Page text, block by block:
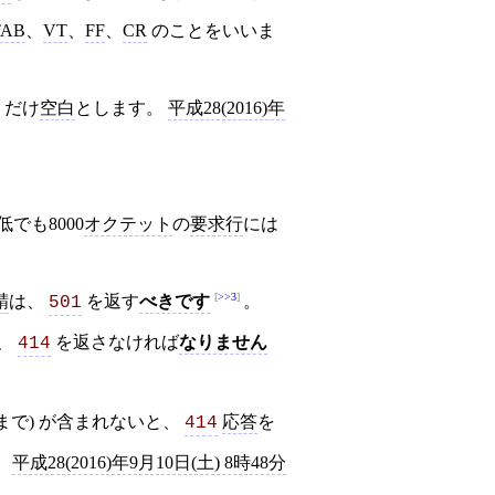
VT FF CR のことをいいま
だけ空白 とします。 平成28(2016)年
でも8000オクテット の要求行には
は、 501 を返すべきです >>3 。
414 を返さなければなりません
で) が含まれないと、 414 応答を
平成28(2016)年9月10日(土) 8時48分